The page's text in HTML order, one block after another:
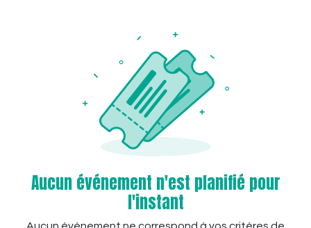
Aucun événement n'est planifié pour
l'instant